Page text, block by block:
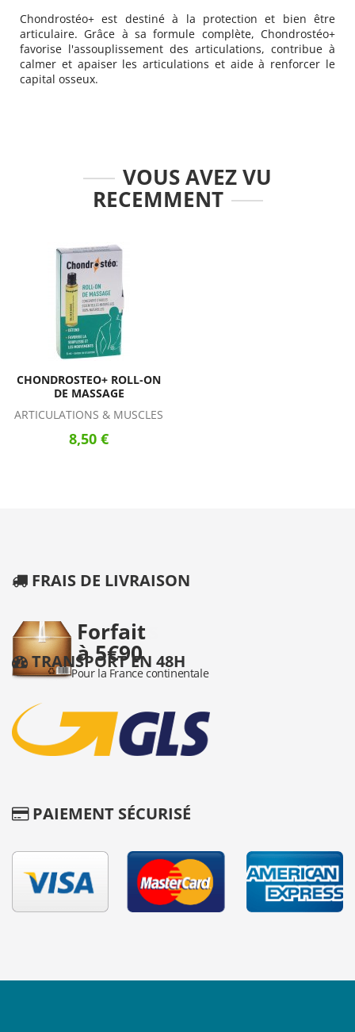
Chondrostéo+ est destiné à la protection et bien être
articulaire. Grâce à sa formule complète, Chondrostéo+
favorise l'assouplissement des articulations, contribue à
calmer et apaiser les articulations et aide à renforcer le
capital osseux.
VOUS AVEZ VU
RECEMMENT
CHONDROSTEO+ ROLL-ON
DE MASSAGE
ARTICULATIONS & MUSCLES
8,50 €
FRAIS DE LIVRAISON
TRANSPORT EN 48H
PAIEMENT SÉCURISÉ